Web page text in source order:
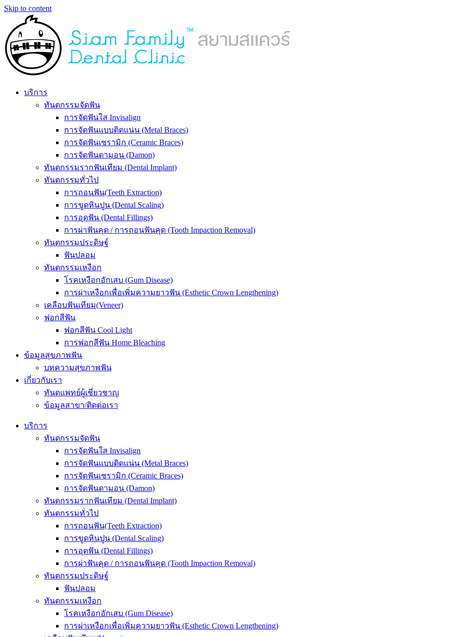
Skip to content
บริการ
ทันตกรรมจัดฟัน
การจัดฟันใส Invisalign
การจัดฟันแบบติดแน่น (Metal Braces)
การจัดฟันเซรามิก (Ceramic Braces)
การจัดฟันดามอน (Damon)
ทันตกรรมรากฟันเทียม (Dental Implant)
ทันตกรรมทั่วไป
การถอนฟัน(Teeth Extraction)
การขูดหินปูน (Dental Scaling)
การอุดฟัน (Dental Fillings)
การผ่าฟันคุด / การถอนฟันคุด (Tooth Impaction Removal)
ทันตกรรมประดิษฐ์
ฟันปลอม
ทันตกรรมเหงือก
โรคเหงือกอักเสบ (Gum Disease)
การผ่าเหงือกเพื่อเพิ่มความยาวฟัน (Esthetic Crown Lengthening)
เคลือบฟันเทียม(Veneer)
ฟอกสีฟัน
ฟอกสีฟัน Cool Light
การฟอกสีฟัน Home Bleaching
ข้อมูลสุขภาพฟัน
บทความสุขภาพฟัน
เกี่ยวกับเรา
ทันตแพทย์ผู้เชี่ยวชาญ
ข้อมูลสาขา/ติดต่อเรา
บริการ
ทันตกรรมจัดฟัน
การจัดฟันใส Invisalign
การจัดฟันแบบติดแน่น (Metal Braces)
การจัดฟันเซรามิก (Ceramic Braces)
การจัดฟันดามอน (Damon)
ทันตกรรมรากฟันเทียม (Dental Implant)
ทันตกรรมทั่วไป
การถอนฟัน(Teeth Extraction)
การขูดหินปูน (Dental Scaling)
การอุดฟัน (Dental Fillings)
การผ่าฟันคุด / การถอนฟันคุด (Tooth Impaction Removal)
ทันตกรรมประดิษฐ์
ฟันปลอม
ทันตกรรมเหงือก
โรคเหงือกอักเสบ (Gum Disease)
การผ่าเหงือกเพื่อเพิ่มความยาวฟัน (Esthetic Crown Lengthening)